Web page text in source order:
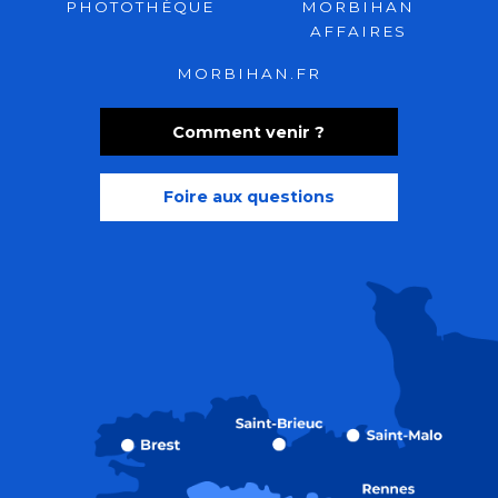
Comment venir ?
Foire aux questions
PHOTOTHÈQUE
MORBIHAN
AFFAIRES
MORBIHAN.FR